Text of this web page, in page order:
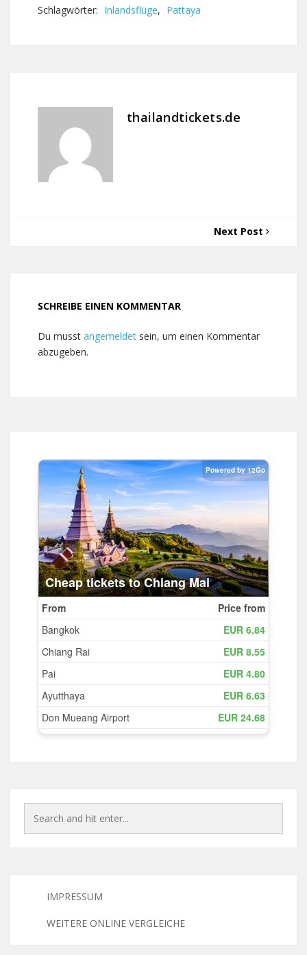
Schlagwörter: Inlandsflüge, Pattaya
thailandtickets.de
Next Post
SCHREIBE EINEN KOMMENTAR
Du musst angemeldet sein, um einen Kommentar
abzugeben.
IMPRESSUM
WEITERE ONLINE VERGLEICHE